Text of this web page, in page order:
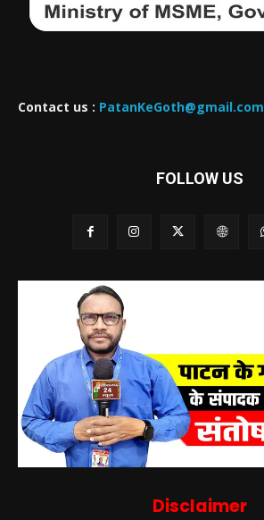
Contact us : PatanKeGoth@gmail.com
FOLLOW US
Disclaimer